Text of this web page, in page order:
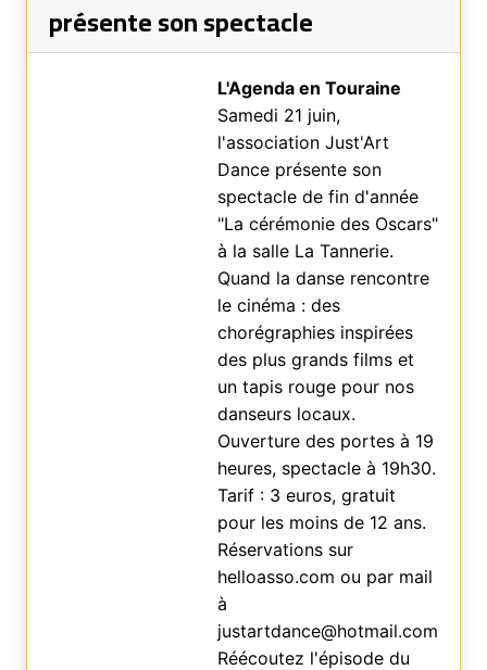
présente son spectacle
L'Agenda en Touraine
Samedi 21 juin,
l'association Just'Art
Dance présente son
spectacle de fin d'année
"La cérémonie des Oscars"
à la salle La Tannerie.
Quand la danse rencontre
le cinéma : des
chorégraphies inspirées
des plus grands films et
un tapis rouge pour nos
danseurs locaux.
Ouverture des portes à 19
heures, spectacle à 19h30.
Tarif : 3 euros, gratuit
pour les moins de 12 ans.
Réservations sur
helloasso.com ou par mail
à
justartdance@hotmail.com
Réécoutez l'épisode du